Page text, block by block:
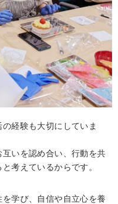
経験も大切にしていま
いを認め合い、行動を共
考えているからです。
学び、自信や自立心を養